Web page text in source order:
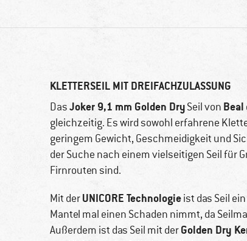
KLETTERSEIL MIT DREIFACHZULASSUNG
DasJoker 9,1 mm Golden DrySeil von Beal
gleichzeitig. Es wird sowohl erfahrene
geringem Gewicht, Geschmeidigkeit und
der Suche nach einem vielseitigen Seil für
Firnrouten sind.
Mit derUNICORE Technologieist das Seil
Mantel mal einen Schaden nimmt, da
Außerdem ist das Seil mit derGolden Dry